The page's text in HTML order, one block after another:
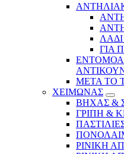
ΓΙΑ
ΜΕΤΑ ΤΟ
ΧΕΙΜΩΝΑΣ
ΒΗΧΑΣ &
ΓΡΙΠΗ &
ΡΙΝΙΚΗ